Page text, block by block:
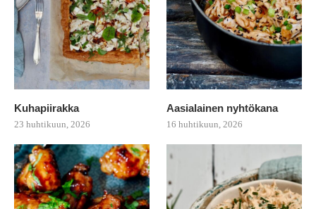
Kuhapiirakka
23 huhtikuun, 2026
Aasialainen nyhtökana
16 huhtikuun, 2026